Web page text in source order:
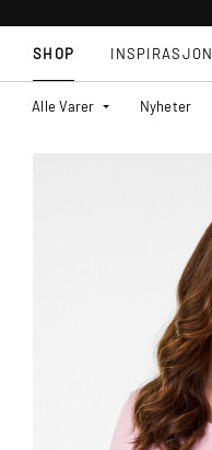
SHOP
Alle Varer Nyheter
INSPIRASJON